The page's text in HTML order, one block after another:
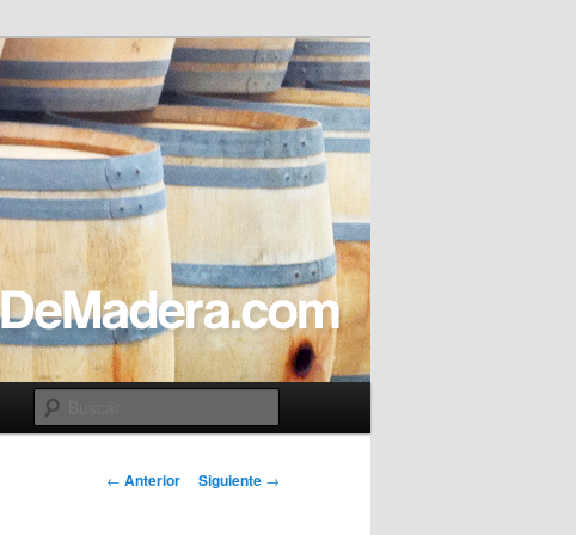
Navegación
← Anterior Siguiente →